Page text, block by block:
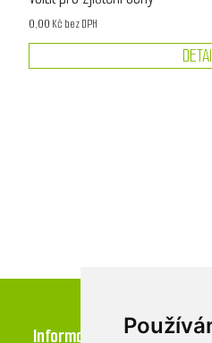
0,00 Kč bez DPH
Informace